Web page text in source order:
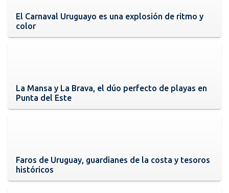
El Carnaval Uruguayo es una explosión de ritmo y
color
La Mansa y La Brava, el dúo perfecto de playas en
Punta del Este
Faros de Uruguay, guardianes de la costa y tesoros
históricos